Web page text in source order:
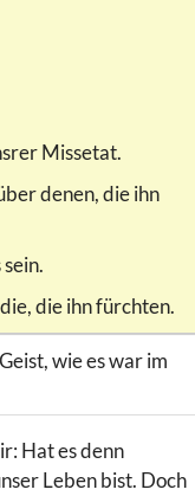
Missetat.
denen, die ihn
die ihn fürchten.
wie es war im
Hat es denn
Leben bist. Doch